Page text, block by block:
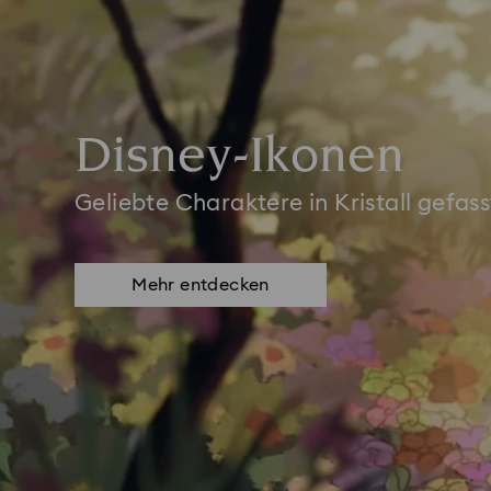
Disney-Ikonen
Geliebte Charaktere in Kristall
Mehr entdecken